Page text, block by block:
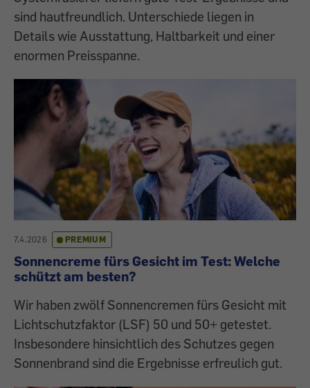
sind hautfreundlich. Unterschiede liegen in
Details wie Ausstattung, Haltbarkeit und einer
enormen Preisspanne.
7.4.2026 PREMIUM
Sonnencreme fürs Gesicht im Test: Welche
schützt am besten?
Wir haben zwölf Sonnencremen fürs Gesicht mit
Lichtschutzfaktor (LSF) 50 und 50+ getestet.
Insbesondere hinsichtlich des Schutzes gegen
Sonnenbrand sind die Ergebnisse erfreulich gut.